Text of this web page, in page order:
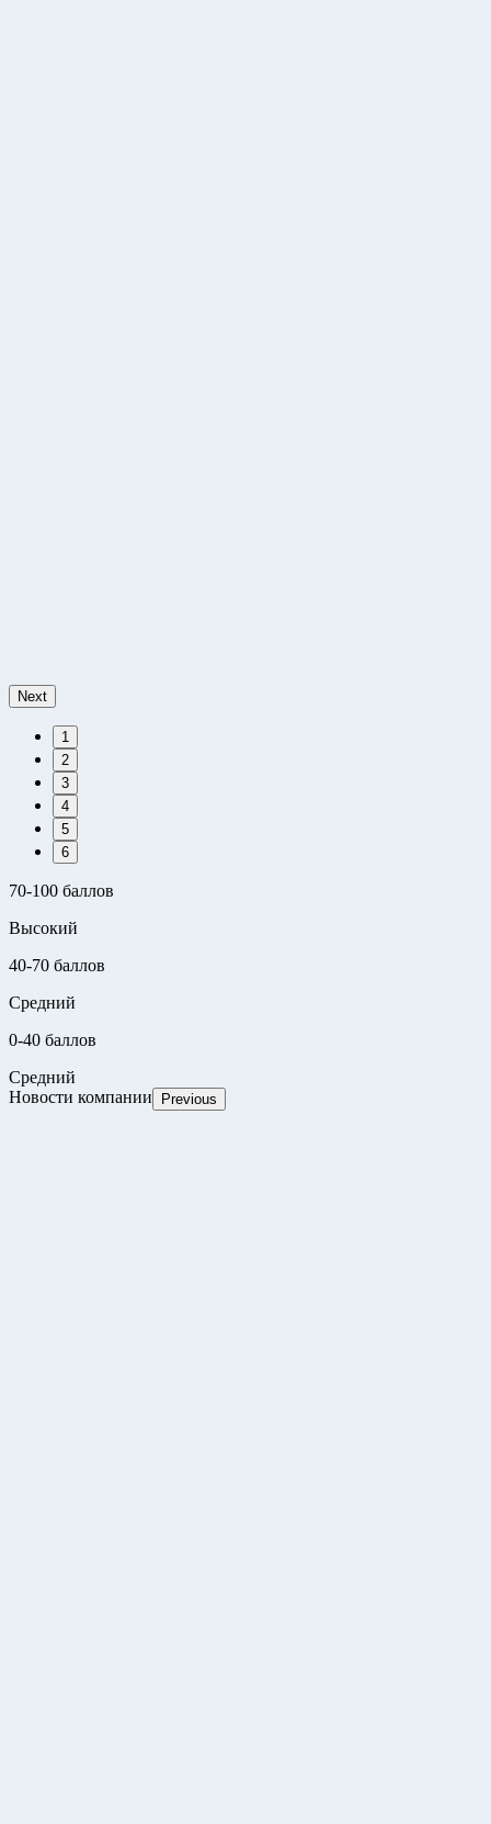
Next
1
2
3
4
5
6
70-100 баллов
Высокий
40-70 баллов
Средний
0-40 баллов
Средний
Новости компании
Previous